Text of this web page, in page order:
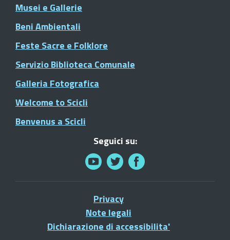
Musei e Gallerie
Beni Ambientali
Feste Sacre e Folklore
Servizio Biblioteca Comunale
Galleria Fotografica
Welcome to Scicli
Benvenus a Scicli
Seguici su:
Privacy
Note legali
Dichiarazione di accessibilita'